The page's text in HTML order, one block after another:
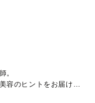
。
容のヒントをお届けし